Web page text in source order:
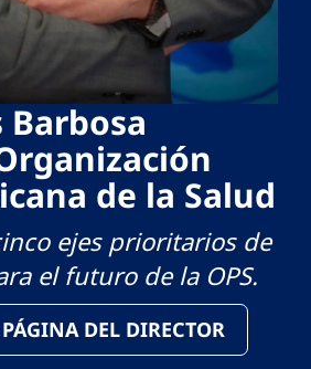
Barbosa
de la Salud
ejes prioritarios de
el futuro de la OPS.
DEL DIRECTOR